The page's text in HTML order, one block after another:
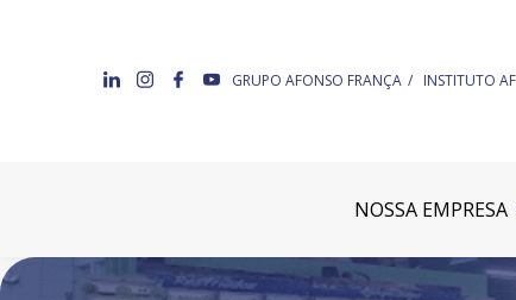
GRUPO AFONSO FRANÇA INSTITUTO AF
NOSSA EMPRESA